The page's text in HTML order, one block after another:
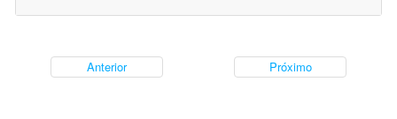
Anterior Próximo